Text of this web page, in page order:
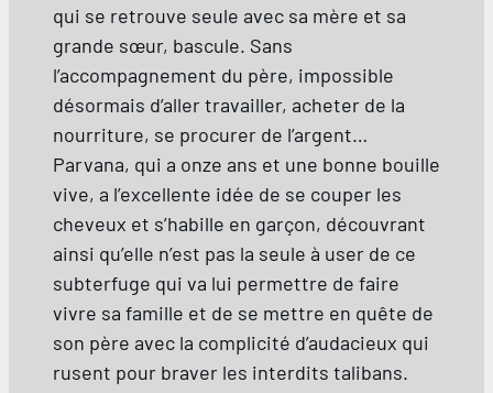
qui se retrouve seule avec sa mère et sa
grande sœur, bascule. Sans
l’accompagnement du père, impossible
désormais d’aller travailler, acheter de la
nourriture, se procurer de l’argent…
Parvana, qui a onze ans et une bonne bouille
vive, a l’excellente idée de se couper les
cheveux et s’habille en garçon, découvrant
ainsi qu’elle n’est pas la seule à user de ce
subterfuge qui va lui permettre de faire
vivre sa famille et de se mettre en quête de
son père avec la complicité d’audacieux qui
rusent pour braver les interdits talibans.